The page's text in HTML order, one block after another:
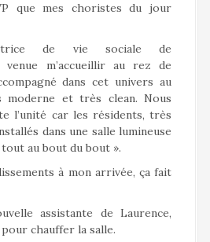
que mes choristes du jour
de vie sociale de
venue m’accueillir au rez de
dans cet univers au
moderne et très clean. Nous
l’unité car les résidents, très
dans une salle lumineuse
au bout du bout ».
à mon arrivée, ça fait
assistante de Laurence,
pour chauffer la salle.